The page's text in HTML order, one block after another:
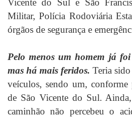
Vicente do Sul e São
Militar, Polícia Rodoviária
órgãos de segurança e
Pelo menos um homem já
mas há mais feridos. Teria
veículos, sendo um, conforme
de São Vicente do Sul.
caminhão não percebeu o